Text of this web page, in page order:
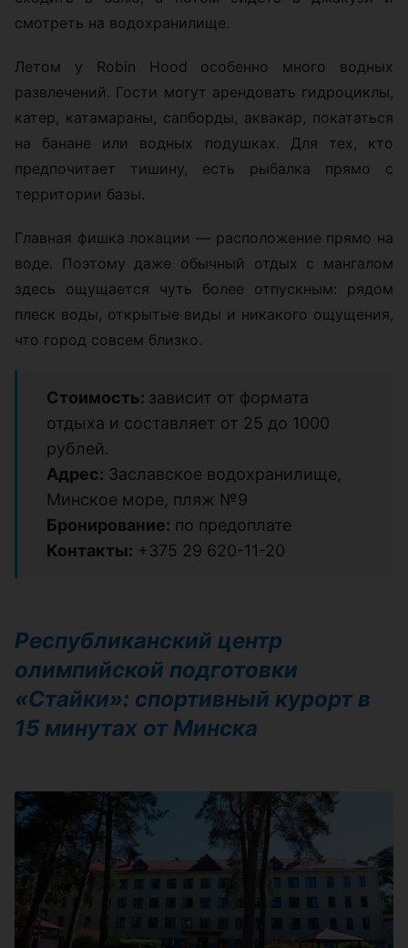
смотреть на водохранилище.
Летом у Robin Hood особенно много водных
развлечений. Гости могут арендовать гидроциклы,
катер, катамараны, сапборды, аквакар, покататься
на банане или водных подушках. Для тех, кто
предпочитает тишину, есть рыбалка прямо с
территории базы.
Главная фишка локации — расположение прямо на
воде. Поэтому даже обычный отдых с мангалом
здесь ощущается чуть более отпускным: рядом
плеск воды, открытые виды и никакого ощущения,
что город совсем близко.
Стоимость: зависит от формата
отдыха и составляет от 25 до 1000
рублей.
Адрес: Заславское водохранилище,
Минское море, пляж №9
Бронирование: по предоплате
Контакты: +375 29 620-11-20
Республиканский центр
олимпийской подготовки
«Стайки»: спортивный курорт в
15 минутах от Минска